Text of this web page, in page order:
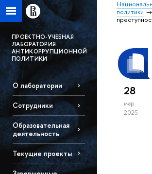
политики
ПРОЕКТНО-УЧЕБНАЯ
ЛАБОРАТОРИЯ
АНТИКОРРУПЦИОННОЙ
ПОЛИТИКИ
О лаборатории
Сотрудники
Образовательная
деятельность
Текущие проекты
28
мар
2025